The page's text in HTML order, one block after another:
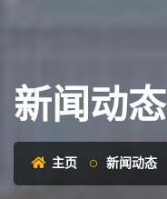
新闻动态
主页 新闻动态